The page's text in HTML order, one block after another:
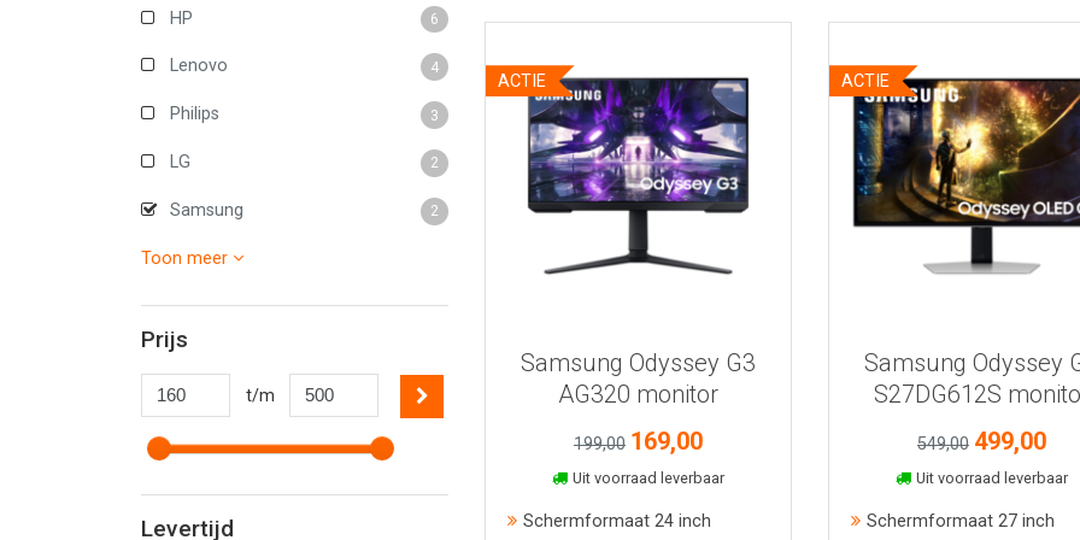
HP 6
Lenovo 4
Philips 3
LG 2
Samsung 2
Toon meer
Prijs
t/m
Levertijd
Bekijk meer informatie
Samsung Odyssey G3
AG320 monitor
199,00 169,00
Uit voorraad leverbaar
In winkelmand
ACTIE
Schermformaat 24 inch
Bekijk meer informatie
Samsung Odyssey
S27DG612S
549,00 499,00
Uit voorraad leverbaar
In winkelmand
ACTIE
Schermformaat 27 inch